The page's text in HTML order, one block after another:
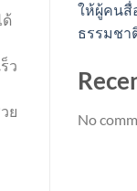
ว
ย
ให้ผู้คนสื่
ธรรมชา
No